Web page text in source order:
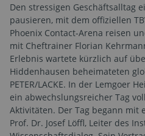
Den stressigen Geschäftsalltag
pausieren, mit dem offiziellen
Phoenix Contact-Arena reisen
mit Cheftrainer Florian
Erlebnis wartete kürzlich auf
Hiddenhausen beheimateten
PETER/LACKE. In der Lemgoer
ein abwechslungsreicher Tag
Aktivitäten. Der Tag begann mit
Prof. Dr. Josef Löffl, Leiter des